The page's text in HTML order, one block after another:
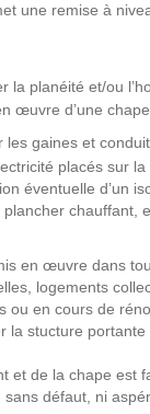
une remise à
la planéité et/ou
œuvre d’une
les gaines et
placés sur la
éventuelle d’un
plancher chauffant,
en œuvre dans
logements
ou en cours de
la stucture
et de la chape est
défaut, ni